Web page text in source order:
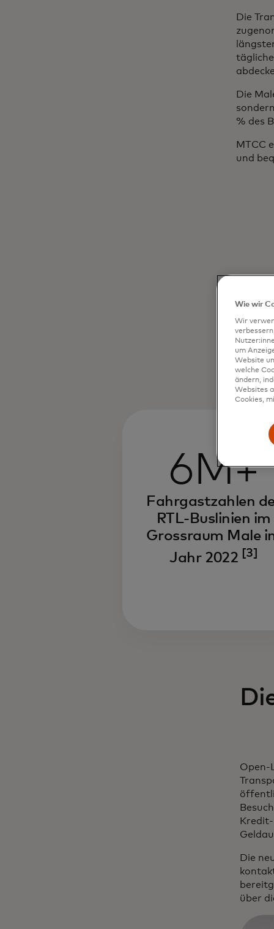
Die
Die
% des
MTCC
und
6M+
Fahrgastzahlen
RTL-Buslinien im
Grossraum Male
Jahr 2022 [3]
Open-
Die
über
Wie wir
Wir
um
Website
welche
ändern,
Websites
Cookies,